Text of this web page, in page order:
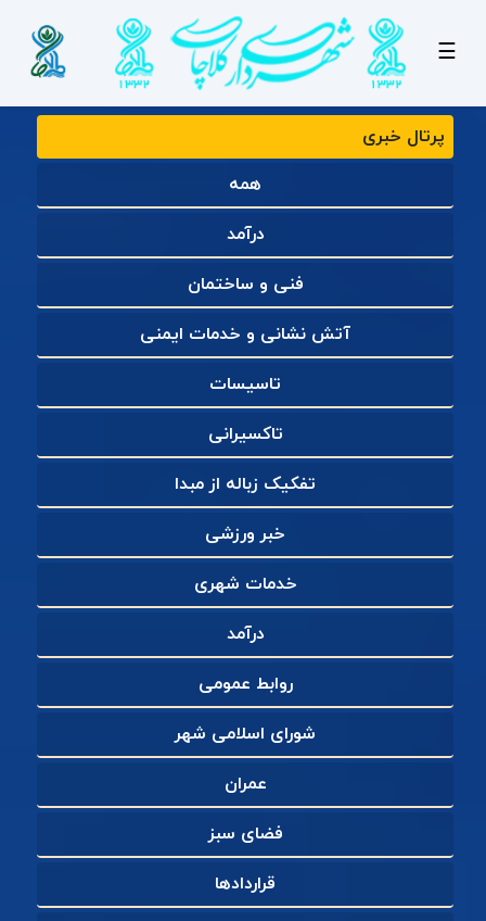
☰
پرتال خبری
همه
درآمد
فنی و ساختمان
آتش نشانی و خدمات ایمنی
تاسیسات
تاکسیرانی
تفکیک زباله از مبدا
خبر ورزشی
خدمات شهری
درآمد
روابط عمومی
شورای اسلامی شهر
عمران
فضای سبز
قراردادها